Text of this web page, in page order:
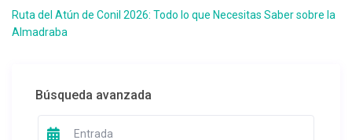
Ruta del Atún de Conil 2026: Todo lo que Necesitas Saber sobre la
Almadraba
Búsqueda avanzada